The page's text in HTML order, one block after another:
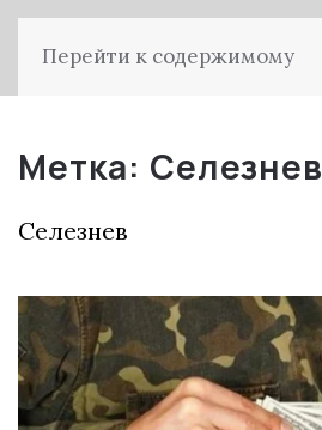
Перейти к содержимому
Метка: Селезнев
Селезнев